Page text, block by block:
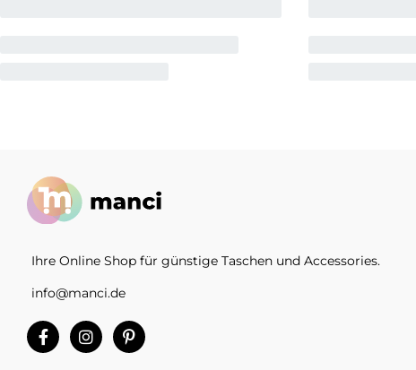
Ihre Online Shop für günstige Taschen und Accessories.
info@manci.de